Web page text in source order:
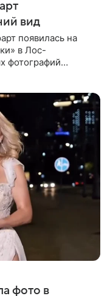
вид
появилась на
в Лос-
фотографий
фото в